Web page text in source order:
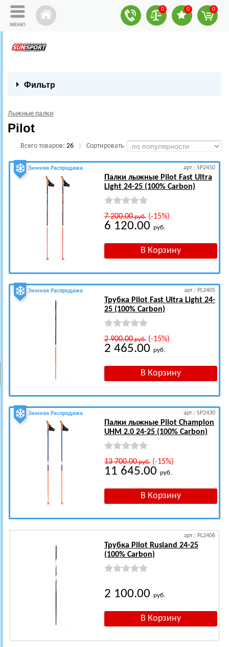
0 0 0
Фильтр
Лыжные палки
Pilot
Всего товаров: 26 Сортировать
Зимняя Распродажа арт.: SP2450
Палки лыжные Pilot Fast Ultra
Light 24-25 (100% Carbon)
7 200.00руб.(-15%)
6 120.00 руб.
Зимняя Распродажа арт.: PL2405
Трубка Pilot Fast Ultra Light 24-
25 (100% Carbon)
2 900.00руб.(-15%)
2 465.00 руб.
Зимняя Распродажа арт.: SP2430
Палки лыжные Pilot Champion
UHM 2.0 24-25 (100% Carbon)
13 700.00руб.(-15%)
11 645.00 руб.
арт.: PL2406
Трубка Pilot Rusland 24-25
(100% Carbon)
2 100.00 руб.